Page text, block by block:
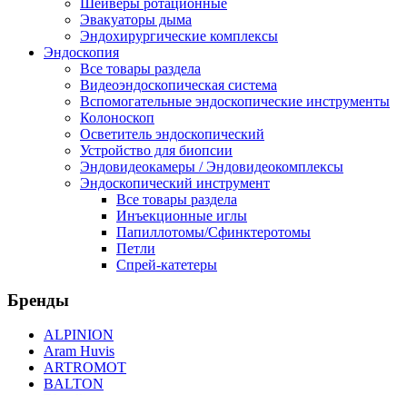
Эвакуаторы дыма
Эндохирургические комплексы
Эндоскопия
Все товары раздела
Видеоэндоскопическая система
Вспомогательные эндоскопические инструменты
Колоноскоп
Осветитель эндоскопический
Устройство для биопсии
Эндовидеокамеры / Эндовидеокомплексы
Эндоскопический инструмент
Все товары раздела
Инъекционные иглы
Папиллотомы/Сфинктеротомы
Петли
Спрей-катетеры
Бренды
ALPINION
Aram Huvis
ARTROMOT
BALTON